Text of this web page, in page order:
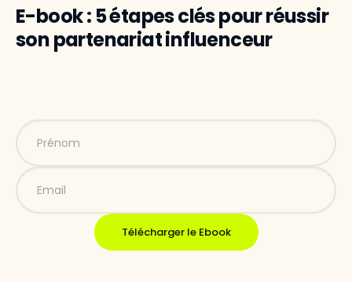
E-book : 5 étapes clés pour réussir
son partenariat influenceur
Télécharger le Ebook